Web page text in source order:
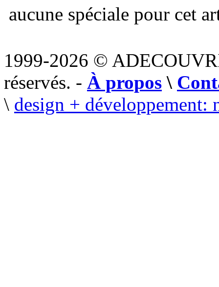
aucune spéciale pour cet
1999-2026 ©
réservés. - À propos \
\ design + développement: